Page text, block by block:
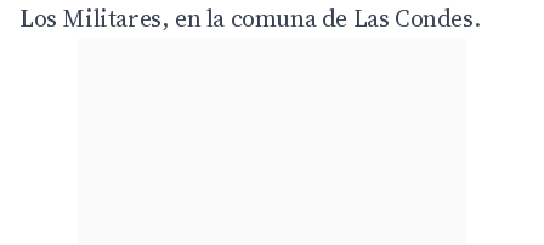
Los Militares, en la comuna de Las Condes.